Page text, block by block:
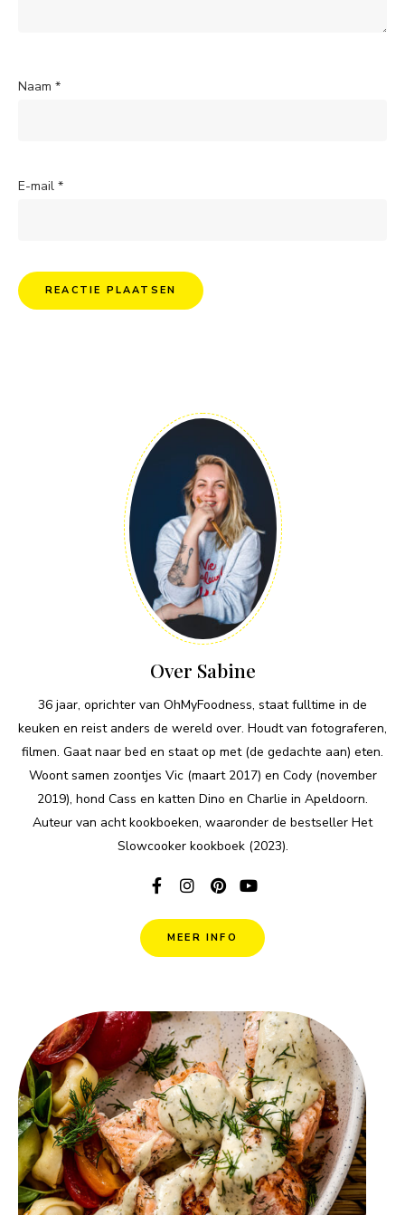
Naam *
E-mail *
Over Sabine
36 jaar, oprichter van OhMyFoodness, staat fulltime in de
keuken en reist anders de wereld over. Houdt van fotograferen,
filmen. Gaat naar bed en staat op met (de gedachte aan) eten.
Woont samen zoontjes Vic (maart 2017) en Cody (november
2019), hond Cass en katten Dino en Charlie in Apeldoorn.
Auteur van acht kookboeken, waaronder de bestseller Het
Slowcooker kookboek (2023).
MEER INFO